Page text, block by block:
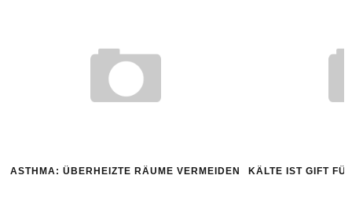
ASTHMA: ÜBERHEIZTE RÄUME VERMEIDEN KÄLTE IST GIFT